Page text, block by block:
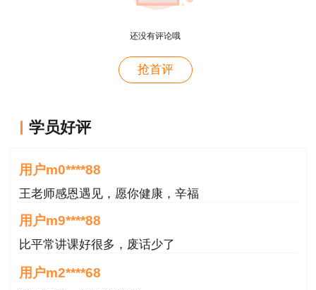
还没有评论哦
抢首评
学员好评
这哪儿是老师啊。保姆式教学。教学从各种角度综合
用户m0****88
用户m9****88
比平常讲课好很多，废话少了
用户m2****68
课程还是一如既往的好
用户m4****88